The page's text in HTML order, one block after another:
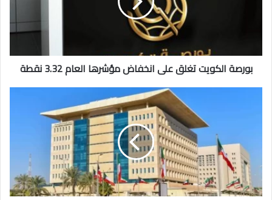
نقطة
بورصة الكويت تغلق على انخفاض مؤشرها العام 3.32 نقطة
ظهور
ترتيب
المسجلين
كباحثين
عن